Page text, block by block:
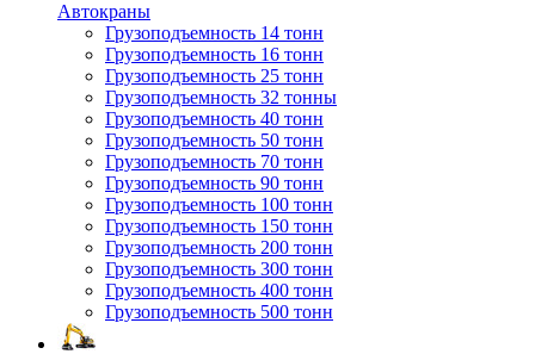
Автокраны
Грузоподъемность 14 тонн
Грузоподъемность 16 тонн
Грузоподъемность 25 тонн
Грузоподъемность 32 тонны
Грузоподъемность 40 тонн
Грузоподъемность 50 тонн
Грузоподъемность 70 тонн
Грузоподъемность 90 тонн
Грузоподъемность 100 тонн
Грузоподъемность 150 тонн
Грузоподъемность 200 тонн
Грузоподъемность 300 тонн
Грузоподъемность 400 тонн
Грузоподъемность 500 тонн